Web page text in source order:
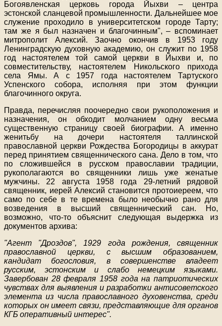
Богоявленская церковь города Йыхви – центра
эстонской сланцевой промышленности. Дальнейшее мое
служение проходило в университетском городе Тарту;
там же я был назначен и благочинным", – вспоминает
митрополит Алексий. Заочно окончив в 1953 году
Ленинградскую духовную академию, он служит по 1958
год настоятелем той самой церкви в Йыхви и, по
совместительству, настоятелем Никольского прихода
села Ямы. А с 1957 года настоятелем Тартуского
Успенского собора, исполняя при этом функции
благочинного округа.
Правда, перечисляя поочередно свои рукоположения и
назначения, он обходит молчанием одну весьма
существенную страницу своей биографии. А именно
женитьбу на дочери настоятеля таллинской
православной церкви Рождества Богородицы в аккурат
перед принятием священнического сана. Дело в том, что
по сложившейся в русском православии традиции,
рукополагаются во священники лишь уже женатые
мужчины. 22 августа 1958 года 29-летний рядовой
священник, иерей Алексий становится протоиереем, что
само по себе в те времена было необычно рано для
возведения в высший священнический сан. Но,
возможно, что-то объяснит следующая выдержка из
документов архива:
"Агент "Дроздов", 1929 года рождения, священник
православной церкви, с высшим образованием,
кандидат богословия, в совершенстве владеет
русским, эстонским и слабо немецким языками.
Завербован 28 февраля 1958 года на патриотических
чувствах для выявления и разработки антисоветского
элемента из числа православного духовенства, среди
которых он имеет связи, представляющие для органов
КГБ оперативный интерес".